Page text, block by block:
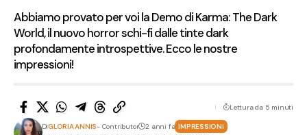
Abbiamo provato per voi la Demo di Karma: The Dark
World, il nuovo horror schi-fi dalle tinte dark
profondamente introspettive. Ecco le nostre
impressioni!
DiGLORIA ANNIS- Contributor 2 anni fa IMPRESSIONI
Lettura da 5 minuti